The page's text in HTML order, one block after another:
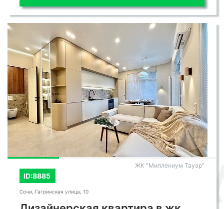
ID:8885
ЖК "Миллениум Тауэр"
Сочи, Гагринская улица, 10